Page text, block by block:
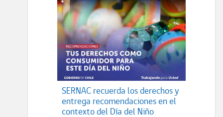
SERNAC recuerda los derechos y
entrega recomendaciones en el
contexto del Día del Niño